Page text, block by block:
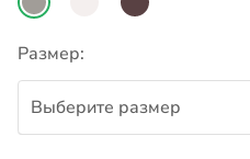
Размер:
Выберите размер